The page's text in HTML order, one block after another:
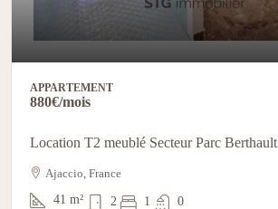
APPARTEMENT
880€/mois
Location T2 meublé Secteur Parc Berthault
Ajaccio, France
41 m² 2 1 0